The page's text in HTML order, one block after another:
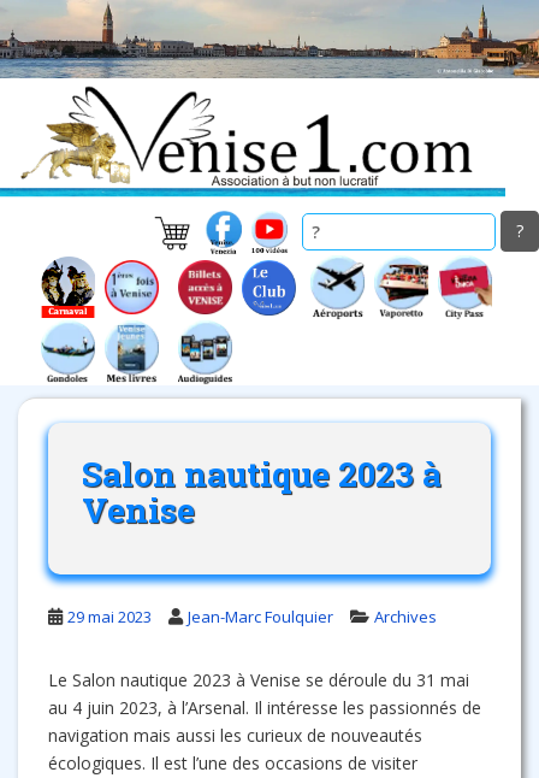
to
main
Salon nautique 2023 à
Venise
29 mai 2023 Jean-Marc Foulquier Archives
Le Salon nautique 2023 à Venise se déroule du 31 mai
au 4 juin 2023, à l’Arsenal. Il intéresse les passionnés de
navigation mais aussi les curieux de nouveautés
écologiques. Il est l’une des occasions de visiter